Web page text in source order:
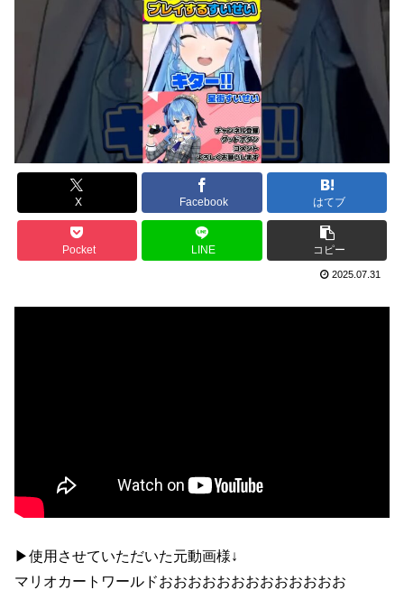
X Facebook はてブ
Pocket LINE コピー
2025.07.31
▶使用させていただいた元動画様↓
マリオカートワールドおおおおおおおおおおおおお